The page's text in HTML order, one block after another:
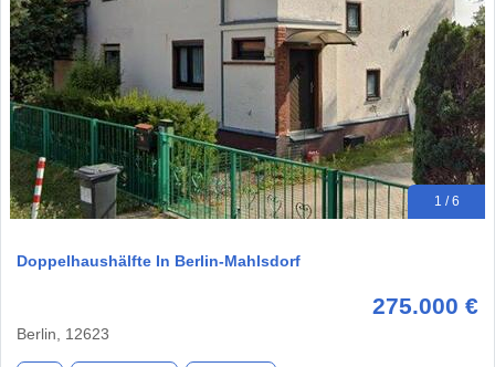
1 / 6
Doppelhaushälfte In Berlin-Mahlsdorf
275.000 €
Berlin, 12623